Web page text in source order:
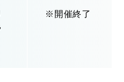
※開催終了